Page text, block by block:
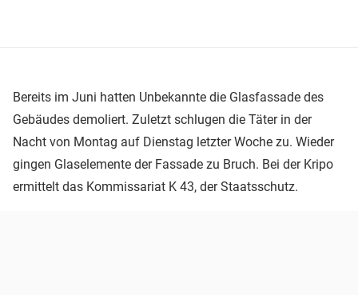
Bereits im Juni hatten Unbekannte die Glasfassade des
Gebäudes demoliert. Zuletzt schlugen die Täter in der
Nacht von Montag auf Dienstag letzter Woche zu. Wieder
gingen Glaselemente der Fassade zu Bruch. Bei der Kripo
ermittelt das Kommissariat K 43, der Staatsschutz.